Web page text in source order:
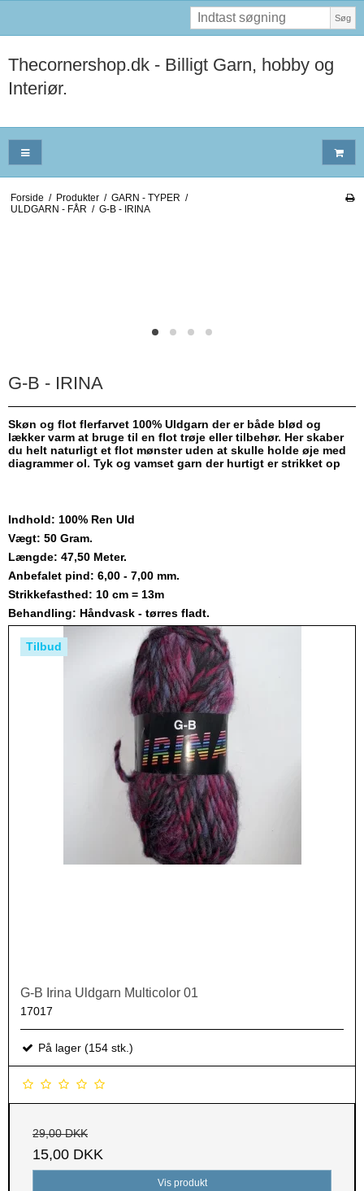
Søg
Thecornershop.dk - Billigt Garn, hobby og
Interiør.
Forside / Produkter / GARN - TYPER /
ULDGARN - FÅR / G-B - IRINA
G-B - IRINA
Skøn og flot flerfarvet 100% Uldgarn der er både blød og
lækker varm at bruge til en flot trøje eller tilbehør. Her skaber
du helt naturligt et flot mønster uden at skulle holde øje med
diagrammer ol. Tyk og vamset garn der hurtigt er strikket op
Indhold: 100% Ren Uld
Vægt: 50 Gram.
Længde: 47,50 Meter.
Anbefalet pind: 6,00 - 7,00 mm.
Strikkefasthed: 10 cm = 13m
Behandling: Håndvask - tørres fladt.
Tilbud
G-B Irina Uldgarn Multicolor 01
17017
På lager (154 stk.)
29,00 DKK
15,00 DKK
Vis produkt